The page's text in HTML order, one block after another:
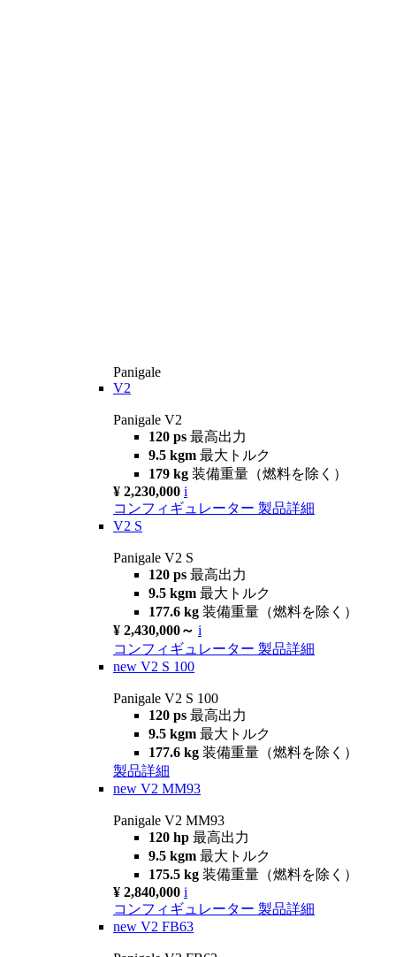
Panigale
V2
Panigale V2
120 ps 最高出力
9.5 kgm 最大トルク
179 kg 装備重量（燃料を除く）
¥ 2,230,000 i
コンフィギュレーター 製品詳細
V2 S
Panigale V2 S
120 ps 最高出力
9.5 kgm 最大トルク
177.6 kg 装備重量（燃料を除く）
¥ 2,430,000～ i
コンフィギュレーター 製品詳細
new V2 S 100
Panigale V2 S 100
120 ps 最高出力
9.5 kgm 最大トルク
177.6 kg 装備重量（燃料を除く）
製品詳細
new V2 MM93
Panigale V2 MM93
120 hp 最高出力
9.5 kgm 最大トルク
175.5 kg 装備重量（燃料を除く）
¥ 2,840,000 i
コンフィギュレーター 製品詳細
new V2 FB63